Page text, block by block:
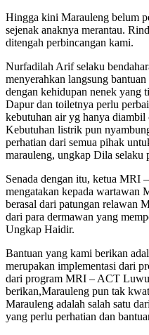
Hingga kini Marauleng belum
sejenak anaknya merantau.
ditengah perbincangan kami.
Nurfadilah Arif selaku
menyerahkan langsung
dengan kehidupan nenek yang
Dapur dan toiletnya perlu
kebutuhan air yg hanya diambil
Kebutuhan listrik pun
perhatian dari semua pihak
marauleng, ungkap Dila selaku
Senada dengan itu, ketua
mengatakan kepada wartawan
berasal dari patungan relawan
dari para dermawan yang
Ungkap Haidir.
Bantuan yang kami berikan
merupakan implementasi dari
dari program MRI – ACT
berikan,Marauleng pun tak
Marauleng adalah salah satu
yang perlu perhatian dan